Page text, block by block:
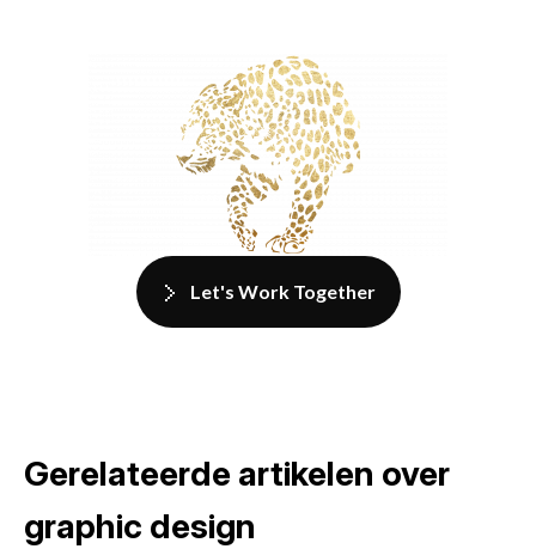
Let's Work Together
Gerelateerde artikelen over
graphic design